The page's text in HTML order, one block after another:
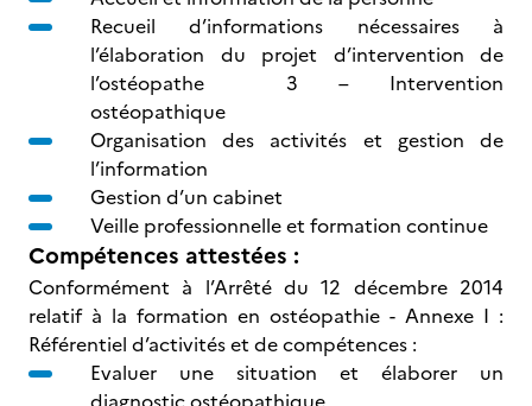
Recueil d’informations nécessaires à
l’élaboration du projet d’intervention de
l’ostéopathe 3 – Intervention
ostéopathique
Organisation des activités et gestion de
l’information
Gestion d’un cabinet
Veille professionnelle et formation continue
Compétences attestées :
Conformément à l’Arrêté du 12 décembre 2014
relatif à la formation en ostéopathie - Annexe I :
Référentiel d’activités et de compétences :
Evaluer une situation et élaborer un